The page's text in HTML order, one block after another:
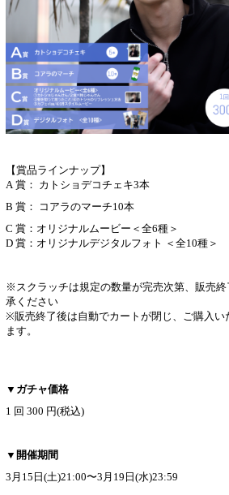
【賞品ラインナップ】
A 賞： カトショデコチェキ3本
B 賞： コアラのマーチ10本
C 賞：オリジナルムービー＜全6種＞
D 賞：オリジナルデジタルフォト ＜全10種＞
※スクラッチは規定の数量が完売次第、販売
承ください
※販売終了後は自動でカートが閉じ、ご購入い
ます。
▼ガチャ価格
1 回 300 円(税込)
▼開催期間
3月15日(土)21:00〜3月19日(水)23:59